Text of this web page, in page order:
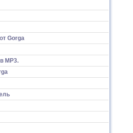
Gorga
МР3.